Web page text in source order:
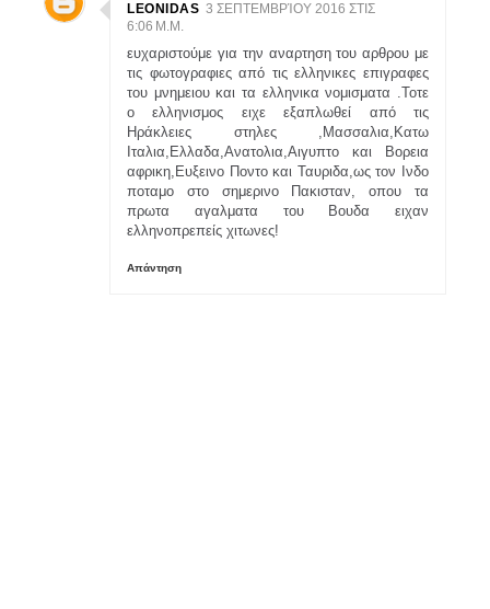
LEONIDAS 3 ΣΕΠΤΕΜΒΡΊΟΥ 2016 ΣΤΙΣ
6:06 Μ.Μ.
ευχαριστούμε για την αναρτηση του αρθρου με
τις φωτογραφιες από τις ελληνικες επιγραφες
του μνημειου και τα ελληνικα νομισματα .Τοτε
ο ελληνισμος ειχε εξαπλωθεί από τις
Ηράκλειες στηλες ,Μασσαλια,Κατω
Ιταλια,Ελλαδα,Ανατολια,Αιγυπτο και Βορεια
αφρικη,Ευξεινο Ποντο και Ταυριδα,ως τον Ινδο
ποταμο στο σημερινο Πακισταν, οπου τα
πρωτα αγαλματα του Βουδα ειχαν
ελληνοπρεπείς χιτωνες!
Απάντηση